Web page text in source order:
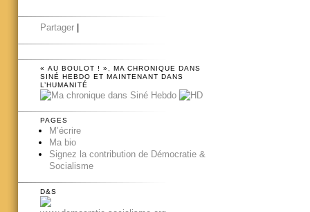
Partager
« AU BOULOT ! », MA CHRONIQUE DANS
SINÉ HEBDO ET MAINTENANT DANS
L’HUMANITÉ
PAGES
M’écrire
Ma bio
Signez la contribution de Démocratie &
Socialisme
D&S